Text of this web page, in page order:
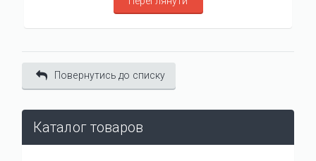
Повернутись до списку
Каталог товаров